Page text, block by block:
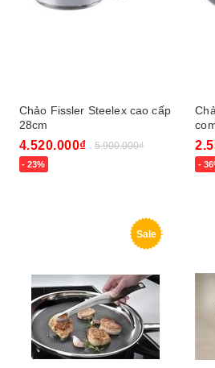
Chảo Fissler Steelex cao cấp
28cm
4.520.000₫ 5.900.000₫
- 23% -
Sale